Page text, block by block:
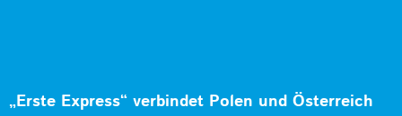
„Erste Express“ verbindet Polen und Österreich